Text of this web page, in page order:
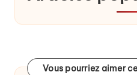
Vous pourriez aimer